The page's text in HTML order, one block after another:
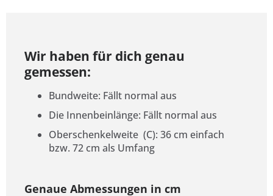
Wir haben für dich genau
gemessen:
Bundweite: Fällt normal aus
Die Innenbeinlänge: Fällt normal aus
Oberschenkelweite (C): 36 cm einfach
bzw. 72 cm als Umfang
Genaue Abmessungen in cm